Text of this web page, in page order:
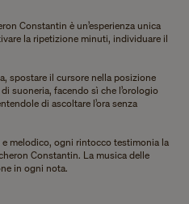
Constantin è un’esperienza unica
la ripetizione minuti, individuare il
spostare il cursore nella posizione
suoneria, facendo sì che l’orologio
di ascoltare l’ora senza
melodico, ogni rintocco testimonia la
Constantin. La musica delle
in ogni nota.